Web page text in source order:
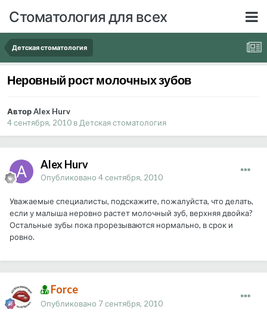
Стоматология для всех
Детская стоматология
Неровный рост молочных зубов
Автор Alex Hurv
4 сентября, 2010 вДетская стоматология
Alex Hurv
Опубликовано 4 сентября, 2010
Уважаемые специалисты, подскажите, пожалуйста, что делать,
если у малыша неровно растет молочный зуб, верхняя двойка?
Остальные зубы пока прорезываются нормально, в срок и
ровно.
Force
Опубликовано 7 сентября, 2010